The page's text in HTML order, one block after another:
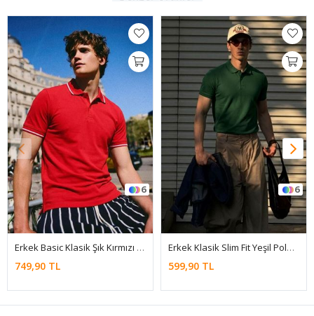
6
Erkek Basic Klasik Şık Kırmızı Polo Yaka Tişört
749,90 TL
6
Erkek Klasik Slim Fit Yeşil Polo Yaka Tişört
599,90 TL